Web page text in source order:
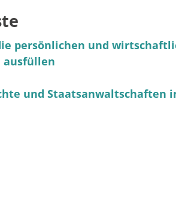
persönlichen und
ausfüllen
und Staatsanwaltschaften